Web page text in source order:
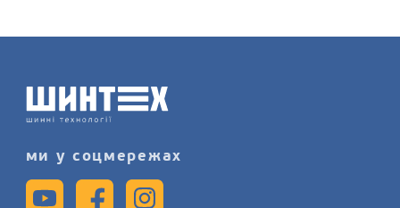
ми у соцмережах